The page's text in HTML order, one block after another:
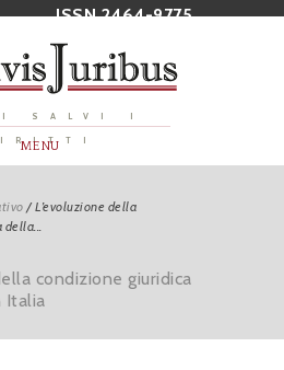
ISSN 2464-9775
SALVI I
MENU
/L’evoluzione della
della...
condizione giuridica
Italia